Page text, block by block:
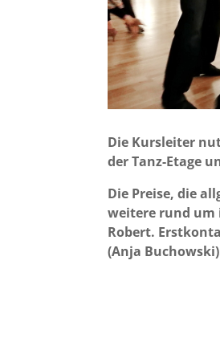
Die Kursleiter
der Tanz-Etage
Die Preise, die
weitere rund um
Robert.
(Anja